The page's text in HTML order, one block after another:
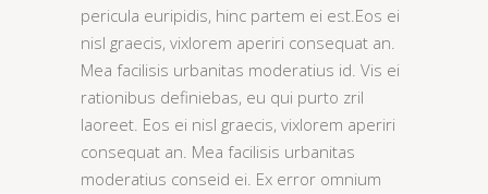
pericula euripidis, hinc partem ei est.Eos ei
nisl graecis, vixlorem aperiri consequat an.
Mea facilisis urbanitas moderatius id. Vis ei
rationibus definiebas, eu qui purto zril
laoreet. Eos ei nisl graecis, vixlorem aperiri
consequat an. Mea facilisis urbanitas
moderatius conseid ei. Ex error omnium